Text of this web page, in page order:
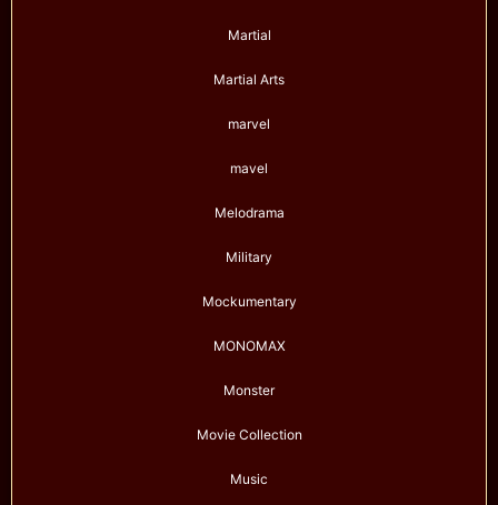
Martial
Martial Arts
marvel
mavel
Melodrama
Military
Mockumentary
MONOMAX
Monster
Movie Collection
Music